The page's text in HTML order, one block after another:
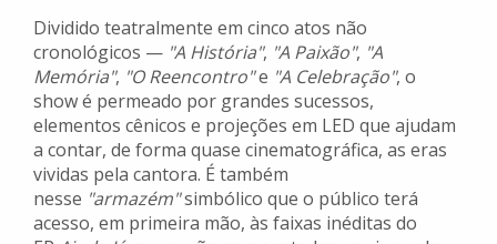
Dividido teatralmente em cinco atos não
cronológicos — "A História", "A Paixão", "A
Memória", "O Reencontro"e "A Celebração", o
show é permeado por grandes sucessos,
elementos cênicos e projeções em LED que ajudam
a contar, de forma quase cinematográfica, as eras
vividas pela cantora. É também
nesse "armazém"simbólico que o público terá
acesso, em primeira mão, às faixas inéditas do